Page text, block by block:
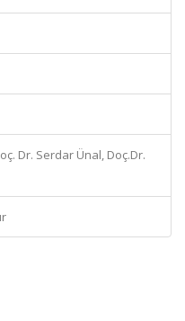
Dr. Serdar Ünal, Doç.Dr.